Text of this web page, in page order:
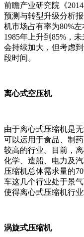
前瞻产业研究院《
预测与转型升级分析
机市场占有率为80%左
1985年上升到85%，
会持续加大，但考虑
段时间。
离心式空压机
由于离心式压缩机是
可以运用于食品、制
较高的行业。目前，
化学、造船、电力及
压缩机总体需求量的
车这几个行业处于景
使得离心式压缩机行业
涡旋式压缩机